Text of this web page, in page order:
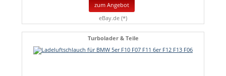
zum Angebot
eBay.de (*)
Turbolader & Teile